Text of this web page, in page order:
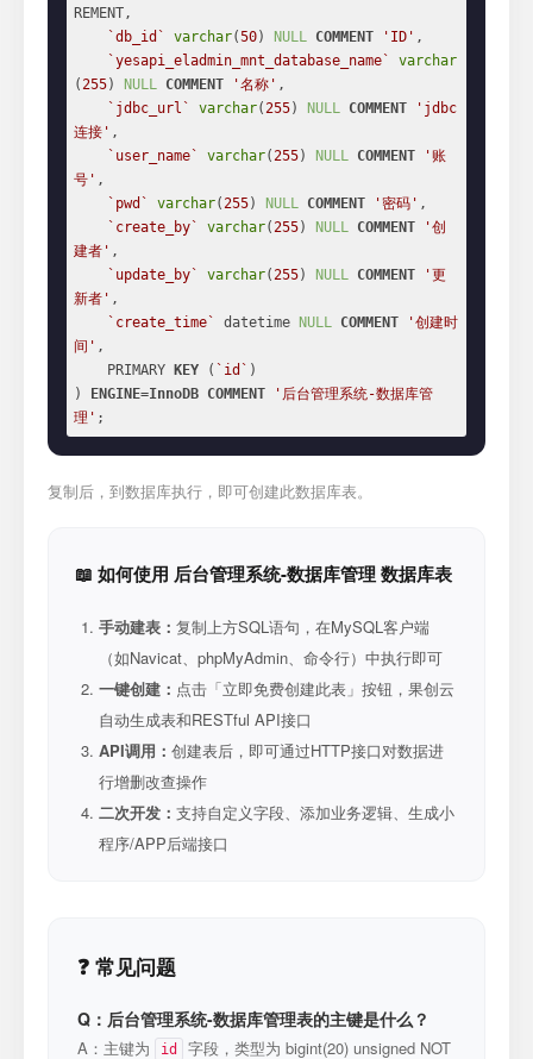
REMENT,
`db_id`
varchar(50) NULL COMMENT 'ID' ,
`yesapi_eladmin_mnt_database_name`
varchar
(255) NULL COMMENT '名称' ,
`jdbc_url`
varchar(255) NULL COMMENT
'jdbc
连接' ,
`user_name`
varchar(255) NULL COMMENT
'账
号' ,
`pwd`
varchar(255) NULL COMMENT '密码' ,
`create_by`
varchar(255) NULL COMMENT
'创
建者' ,
`update_by`
varchar(255) NULL COMMENT
'更
新者' ,
`create_time`
datetime NULL COMMENT
'创建时
间' ,
    PRIMARY
KEY ( `id` )
)
ENGINE=InnoDB COMMENT
'后台管理系统-数据库管
理' ;
复制后，到数据库执行，即可创建此数据库表。
📖 如何使用 后台管理系统-数据库管理 数据库表
手动建表： 复制上方SQL语句，在MySQL客户端
（如Navicat、phpMyAdmin、命令行）中执行即可
一键创建： 点击「立即免费创建此表」按钮，果创云
自动生成表和RESTful API接口
API调用： 创建表后，即可通过HTTP接口对数据进
行增删改查操作
二次开发： 支持自定义字段、添加业务逻辑、生成小
程序/APP后端接口
❓ 常见问题
Q：后台管理系统-数据库管理表的主键是什么？
A：主键为 id 字段，类型为 bigint(20) unsigned NOT